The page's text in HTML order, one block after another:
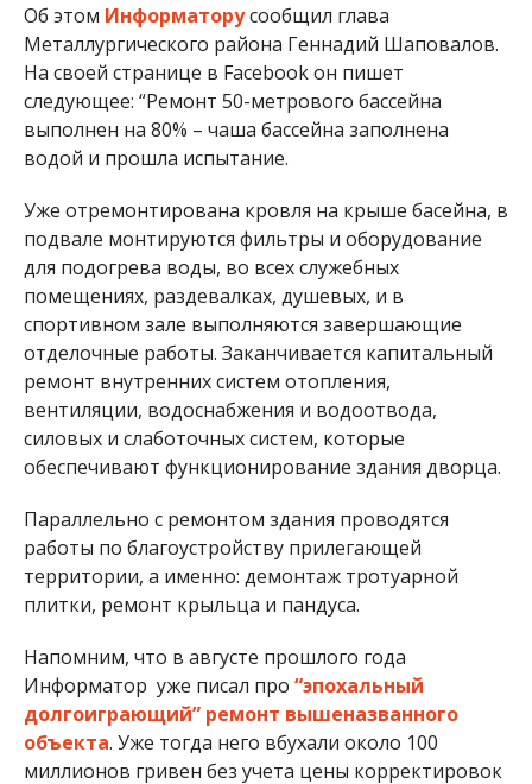
Об этом Информаторусообщил глава
Металлургического района Геннадий Шаповалов.
На своей странице в Facebook он пишет
следующее: “Ремонт 50-метрового бассейна
выполнен на 80% – чаша бассейна заполнена
водой и прошла испытание.
Уже отремонтирована кровля на крыше басейна, в
подвале монтируются фильтры и оборудование
для подогрева воды, во всех служебных
помещениях, раздевалках, душевых, и в
спортивном зале выполняются завершающие
отделочные работы. Заканчивается капитальный
ремонт внутренних систем отопления,
вентиляции, водоснабжения и водоотвода,
силовых и слаботочных систем, которые
обеспечивают функционирование здания дворца.
Параллельно с ремонтом здания проводятся
работы по благоустройству прилегающей
территории, а именно: демонтаж тротуарной
плитки, ремонт крыльца и пандуса.
Напомним, что в августе прошлого года
Информатор уже писал про “эпохальный
долгоиграющий” ремонт вышеназванного
объекта. Уже тогда него вбухали около 100
миллионов гривен без учета цены корректировок